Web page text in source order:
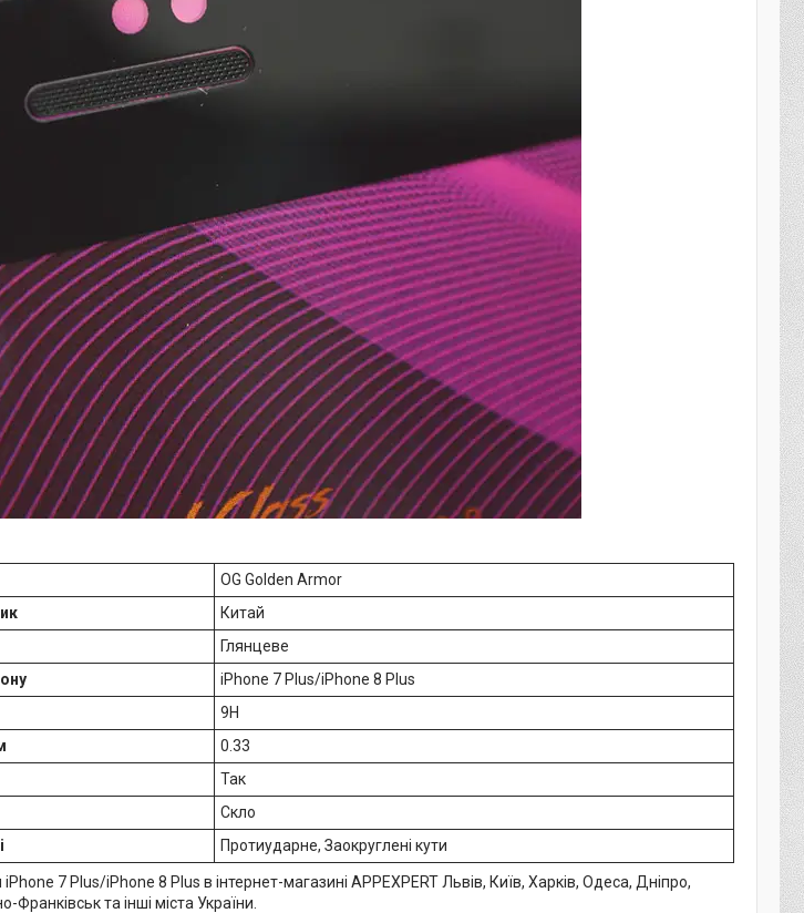
OG Golden Armor
Китай
Глянцеве
iPhone 7 Plus/iPhone 8 Plus
9H
0.33
Так
Скло
Протиударне, Заокруглені кути
7 Plus/iPhone 8 Plus в інтернет-магазині APPEXPERT Львів, Київ, Харків, Одеса, Дніпро,
та інші міста України.